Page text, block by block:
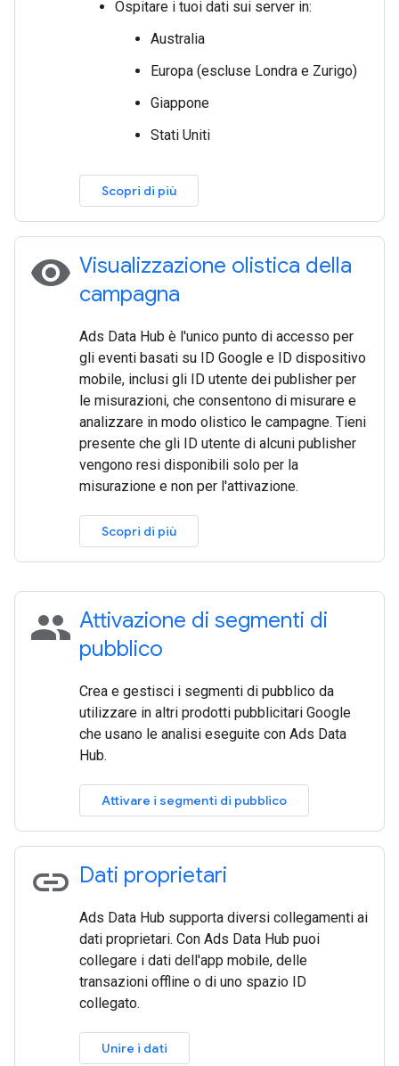
Ospitare i tuoi dati sui server in:
Australia
Europa (escluse Londra e Zurigo)
Giappone
Stati Uniti
Scopri di più
visibility Visualizzazione olistica della
campagna
Ads Data Hub è l'unico punto di accesso per
gli eventi basati su ID Google e ID dispositivo
mobile, inclusi gli ID utente dei publisher per
le misurazioni, che consentono di misurare e
analizzare in modo olistico le campagne. Tieni
presente che gli ID utente di alcuni publisher
vengono resi disponibili solo per la
misurazione e non per l'attivazione.
Scopri di più
people Attivazione di segmenti di
pubblico
Crea e gestisci i segmenti di pubblico da
utilizzare in altri prodotti pubblicitari Google
che usano le analisi eseguite con Ads Data
Hub.
Attivare i segmenti di pubblico
link Dati proprietari
Ads Data Hub supporta diversi collegamenti ai
dati proprietari. Con Ads Data Hub puoi
collegare i dati dell'app mobile, delle
transazioni offline o di uno spazio ID
collegato.
Unire i dati